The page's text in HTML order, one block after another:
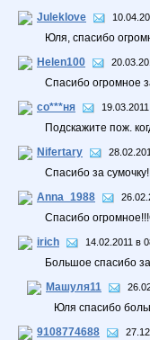
Juleklove
Юля, спасибо
Helen100
Спасибо огромное
со***ня
Подскажите пож.
Nifertary
Спасибо за
Anna_1988
Спасибо
irich
14.02.2011 в
Большое спасибо
Машуля11
Юля спасибо
9108774688